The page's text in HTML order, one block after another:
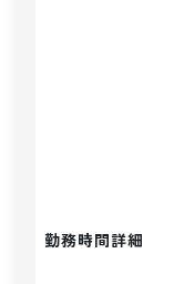
勤務時間詳細